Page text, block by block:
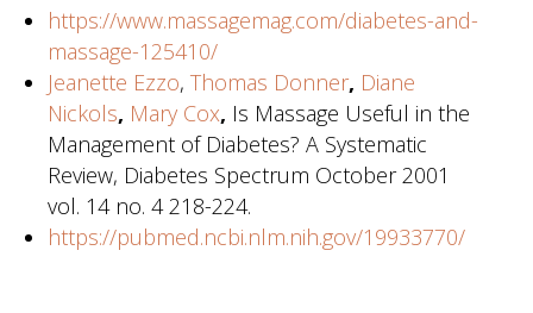
https://www.massagemag.com/diabetes-and-
massage-125410/
Jeanette Ezzo, Thomas Donner, Diane
Nickols, Mary Cox, Is Massage Useful in the
Management of Diabetes? A Systematic
Review, Diabetes Spectrum October 2001
vol. 14 no. 4 218-224.
https://pubmed.ncbi.nlm.nih.gov/19933770/